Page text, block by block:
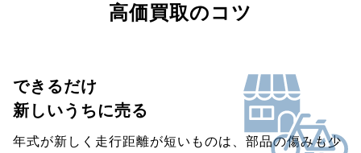
高価買取のコツ
できるだけ
新しいうちに売る
年式が新しく走行距離が短いものは、部品の傷みも少